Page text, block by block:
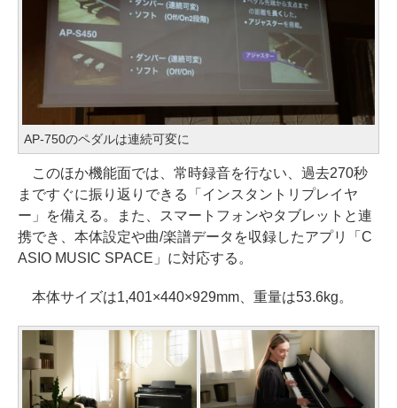
AP-750のペダルは連続可変に
このほか機能面では、常時録音を行ない、過去270秒
まですぐに振り返りできる「インスタントリプレイヤ
ー」を備える。また、スマートフォンやタブレットと連
携でき、本体設定や曲/楽譜データを収録したアプリ「C
ASIO MUSIC SPACE」に対応する。
本体サイズは1,401×440×929mm、重量は53.6kg。